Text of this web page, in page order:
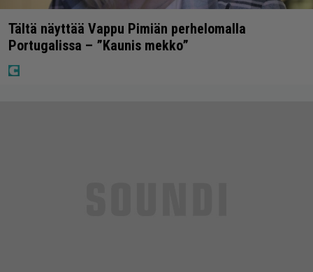
Tältä näyttää Vappu Pimiän perhelomalla
Portugalissa – ”Kaunis mekko”